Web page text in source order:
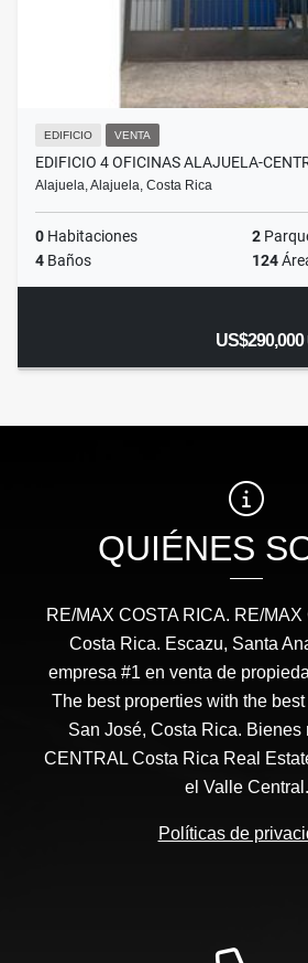
EDIFICIO VENTA
EDIFICIO 4 OFICINAS ALAJUELA-
Alajuela, Alajuela, Costa Rica
0 Habitaciones 2
4 Baños 124
US$290,000
QUIÉNES
RE/MAX COSTA RICA. RE/
Costa Rica. Escazu, Santa
empresa #1 en venta de
The best properties with the
San José, Costa Rica. Bienes
CENTRAL Costa Rica Real
el Valle Central.
Políticas de